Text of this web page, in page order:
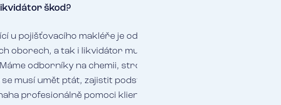
škod?
u pojišťovacího makléře je odborníkem v mnoha oborech. Naši
oborech, a tak i likvidátor musí rozumět alespoň rámcově
odborníky na chemii, strojírenství, zemědělství,
musí umět ptát, zajistit podstatné informace, vyhodnotit je a
profesionálně pomoci klientovi zvládnout celý proces